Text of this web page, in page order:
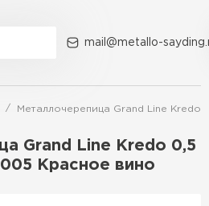
mail@metallo-
Металлочерепица Grand Line Kredo
Grand Line Kredo 0,5
Красное вино
О компании Контакты